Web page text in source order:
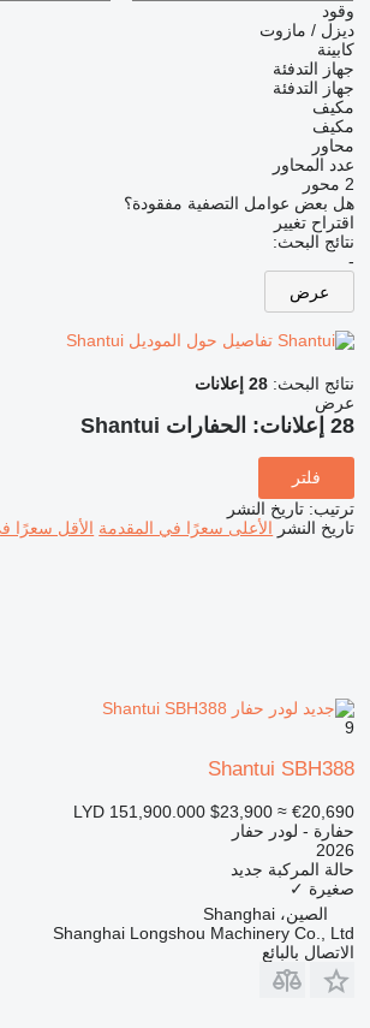
وقود
ديزل / مازوت
كابينة
جهاز التدفئة
جهاز التدفئة
مكيف
مكيف
محاور
عدد المحاور
2 محور
هل بعض عوامل التصفية مفقودة؟
اقتراح تغيير
نتائج البحث:
-
عرض
تفاصيل حول الموديل Shantui
نتائج البحث: 28 إعلانات
عرض
28 إعلانات: الحفارات Shantui
فلتر
ترتيب: تاريخ النشر
تاريخ النشر الأعلى سعرًا في المقدمة الأقل سعرًا
9
Shantui SBH388
LYD 151,900.000 $23,900 ≈ €20,690
حفارة - لودر حفار
2026
حالة المركبة جديد
صغيرة ✓
الصين، Shanghai
Shanghai Longshou Machinery Co., Ltd
الاتصال بالبائع